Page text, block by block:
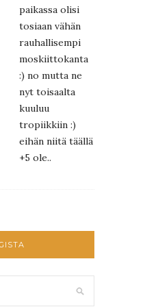
paikassa olisi
tosiaan vähän
rauhallisempi
moskiittokanta
:) no mutta ne
nyt toisaalta
kuuluu
tropiikkiin :)
eihän niitä täällä
+5 ole..